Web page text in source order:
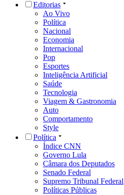
Editorias
Ao Vivo
Política
Nacional
Economia
Internacional
Pop
Esportes
Inteligência Artificial
Saúde
Tecnologia
Viagem & Gastronomia
Auto
Comportamento
Style
Política
Índice CNN
Governo Lula
Câmara dos Deputados
Senado Federal
Supremo Tribunal Federal
Políticas Públicas